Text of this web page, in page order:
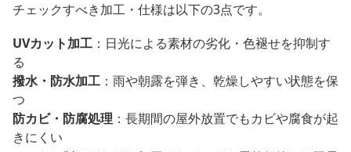
チェックすべき加工・仕様は以下の3点です。
UVカット加工 ：日光による素材の劣化・色褪せを抑制す
る
撥水・防水加工 ：雨や朝露を弾き、乾燥しやすい状態を保
つ
防カビ・防腐処理 ：長期間の屋外放置でもカビや腐食が起
きにくい